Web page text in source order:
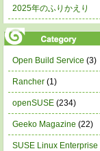
2025年のふりかえり
Open Build Service (3)
Rancher (1)
openSUSE (234)
Geeko Magazine (22)
SUSE Linux Enterprise